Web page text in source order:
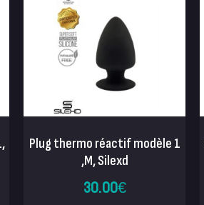
Plug thermo réactif modèle 1
,M, Silexd
30.00€